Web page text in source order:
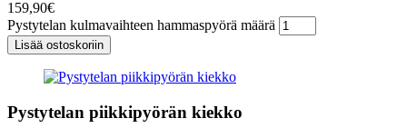
159,90€
Pystytelan kulmavaihteen hammaspyörä määrä
Lisää ostoskoriin
Pystytelan piikkipyörän kiekko